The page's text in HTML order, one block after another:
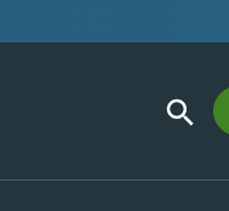
for:
SEARCH
BUTTON